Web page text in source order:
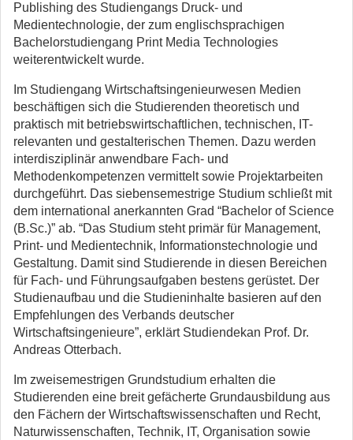
Publishing des Studiengangs Druck- und
Medientechnologie, der zum englischsprachigen
Bachelorstudiengang Print Media Technologies
weiterentwickelt wurde.
Im Studiengang Wirtschaftsingenieurwesen Medien
beschäftigen sich die Studierenden theoretisch und
praktisch mit betriebswirtschaftlichen, technischen, IT-
relevanten und gestalterischen Themen. Dazu werden
interdisziplinär anwendbare Fach- und
Methodenkompetenzen vermittelt sowie Projektarbeiten
durchgeführt. Das siebensemestrige Studium schließt mit
dem international anerkannten Grad “Bachelor of Science
(B.Sc.)” ab. “Das Studium steht primär für Management,
Print- und Medientechnik, Informationstechnologie und
Gestaltung. Damit sind Studierende in diesen Bereichen
für Fach- und Führungsaufgaben bestens gerüstet. Der
Studienaufbau und die Studieninhalte basieren auf den
Empfehlungen des Verbands deutscher
Wirtschaftsingenieure”, erklärt Studiendekan Prof. Dr.
Andreas Otterbach.
Im zweisemestrigen Grundstudium erhalten die
Studierenden eine breit gefächerte Grundausbildung aus
den Fächern der Wirtschaftswissenschaften und Recht,
Naturwissenschaften, Technik, IT, Organisation sowie